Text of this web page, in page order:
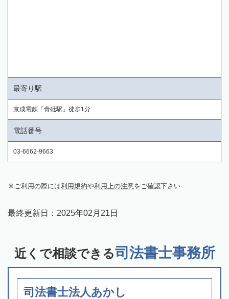
最寄り駅
京成電鉄「青砥駅」徒歩1分
電話番号
03-6662-9663
ご利用の際には利用規約や利用上の注意をご確認下さい
最終更新日： 2025年02月21日
近くで相談できる司法書士事務所
司法書士法人あかし